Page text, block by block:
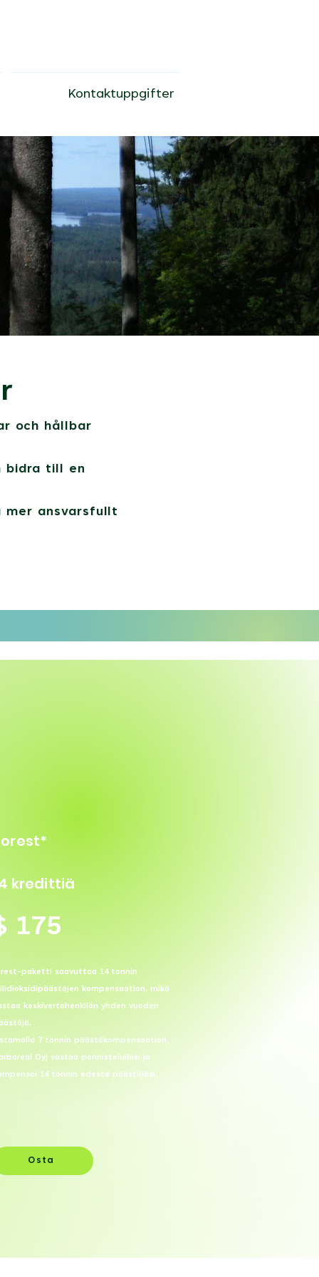
Kontaktuppgifter
och hållbar
bidra till en
ansvarsfullt
kredittiä
175
paketti saavuttaa 14 tonnin
kompensaation, mikä
keskivertohenkilön yhden vuoden
7 tonnin päästökompensaation,
Oyj vastaa ponnisteluihisi ja
14 tonnin edestä päästöjäsi.
Osta